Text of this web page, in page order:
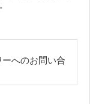
へのお問い合